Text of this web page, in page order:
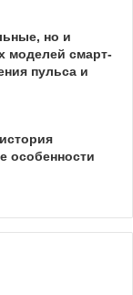
но и
моделей смарт-
пульса и
особенности